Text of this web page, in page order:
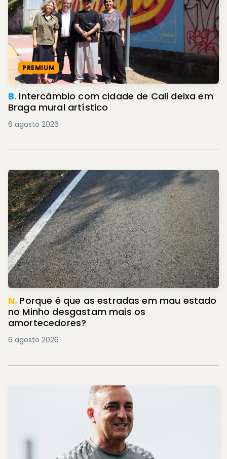
PREMIUM
B. Intercâmbio com cidade de Cali deixa em
Braga mural artístico
6 agosto 2026
N. Porque é que as estradas em mau estado
no Minho desgastam mais os
amortecedores?
6 agosto 2026